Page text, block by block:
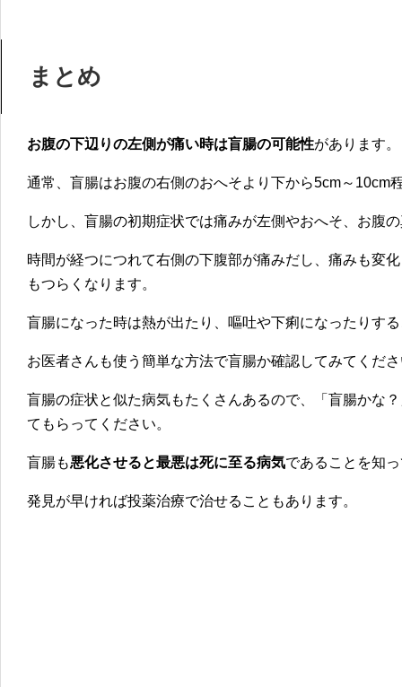
まとめ
お腹の下辺りの左側が痛い時は盲腸の可能性があります。
通常、盲腸はお腹の右側のおへそより下から5cm～10cm
しかし、盲腸の初期症状では痛みが左側やおへそ、お腹
時間が経つにつれて右側の下腹部が痛みだし、痛みも変
もつらくなります。
盲腸になった時は熱が出たり、嘔吐や下痢になったりす
お医者さんも使う簡単な方法で盲腸か確認してみてくだ
盲腸の症状と似た病気もたくさんあるので、「盲腸かな
てもらってください。
盲腸も悪化させると最悪は死に至る病気であることを知
発見が早ければ投薬治療で治せることもあります。